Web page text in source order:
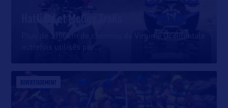
Hatfield et McCoy Trails
Plus de 3100km de chemins de Virginie Occidentale
autrefois utilisés par
DIVERTISSEMENT